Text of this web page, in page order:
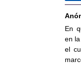
En
en
el